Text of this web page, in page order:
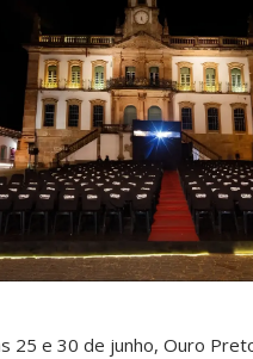
25 e 30 de junho, Ouro